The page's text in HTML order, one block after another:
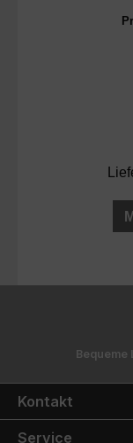
Bequeme
Kontakt
Service